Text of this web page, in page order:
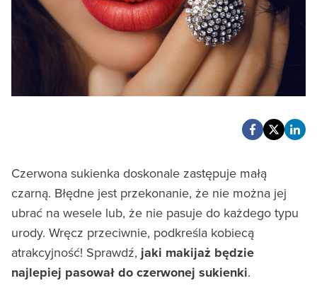
Czerwona sukienka doskonale zastępuje małą
czarną. Błędne jest przekonanie, że nie można jej
ubrać na wesele lub, że nie pasuje do każdego typu
urody. Wręcz przeciwnie, podkreśla kobiecą
atrakcyjność! Sprawdź, jaki makijaż będzie
najlepiej pasował do czerwonej sukienki.